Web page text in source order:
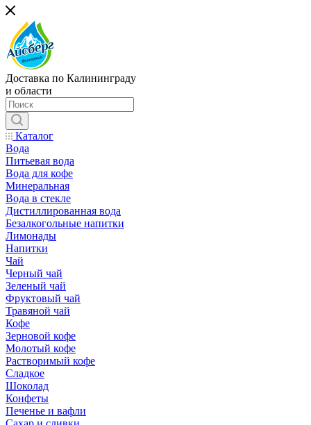
Доставка по Калининграду
и области
Каталог
Вода
Питьевая вода
Вода для кофе
Минеральная
Вода в стекле
Дистиллированная вода
Безалкогольные напитки
Лимонады
Напитки
Чай
Черный чай
Зеленый чай
Фруктовый чай
Травяной чай
Кофе
Зерновой кофе
Молотый кофе
Растворимый кофе
Сладкое
Шоколад
Конфеты
Печенье и вафли